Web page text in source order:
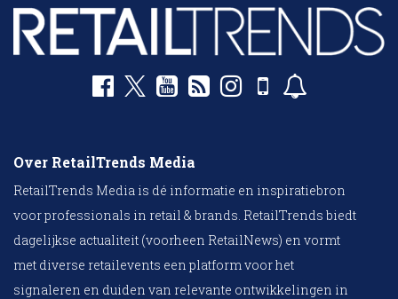
Over RetailTrends Media
RetailTrends Media is dé informatie en inspiratiebron
voor professionals in retail & brands. RetailTrends biedt
dagelijkse actualiteit (voorheen RetailNews) en vormt
met diverse retailevents een platform voor het
signaleren en duiden van relevante ontwikkelingen in